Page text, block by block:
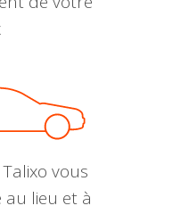
vous
lieu et à